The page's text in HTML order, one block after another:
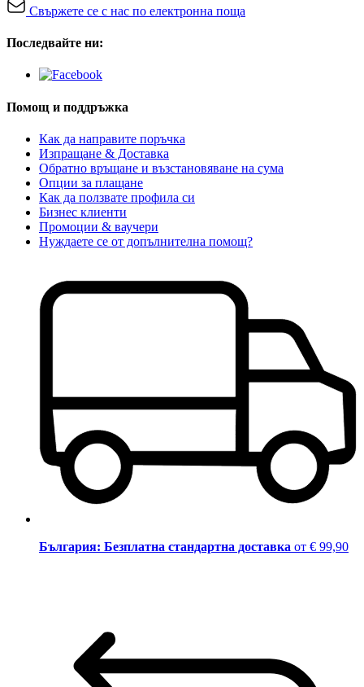
Свържете се с нас по електронна поща
Последвайте ни:
Помощ и поддръжка
Как да направите поръчка
Изпращане & Доставка
Обратно връщане и възстановяване на сума
Опции за плащане
Как да ползвате профила си
Бизнес клиенти
Промоции & ваучери
Нуждаете се от допълнителна помощ?
България: Безплатна стандартна доставка от € 99,90